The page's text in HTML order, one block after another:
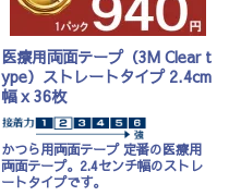
医療用両面テープ（3M Clear t
ype）ストレートタイプ 2.4cm
幅 x 36枚
かつら用両面テープ 定番の医療用
両面テープ。2.4センチ幅のストレ
ートタイプです。